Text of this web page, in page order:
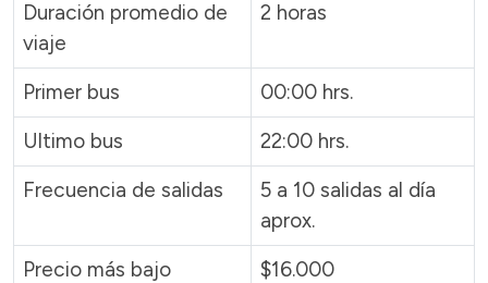
Duración promedio de
viaje
2 horas
Primer bus
00:00 hrs.
Ultimo bus
22:00 hrs.
Frecuencia de salidas
5 a 10 salidas al día
aprox.
Precio más bajo
$16.000